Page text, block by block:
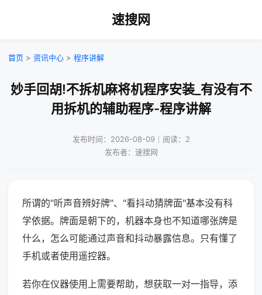
速搜网
首页 > 资讯中心 > 程序讲解
妙手回胡!不拆机麻将机程序安装_有没有不
用拆机的辅助程序-程序讲解
发布时间：2026-08-09｜阅读：2
发布者：速搜网
所谓的"听声音辨好牌"、"看抖动猜牌面"基本没有科
学依据。牌面是朝下的，机器本身也不知道哪张牌是
什么，怎么可能通过声音和抖动暴露信息。只有懂了
手机或者使用遥控器。
若你在仪器使用上需要帮助，想获取一对一指导，添